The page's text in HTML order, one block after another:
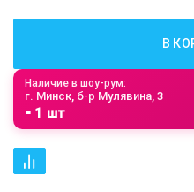
В
Наличие в шоу-рум:
г. Минск, б-р Мулявина, 3
⁃ 1 шт